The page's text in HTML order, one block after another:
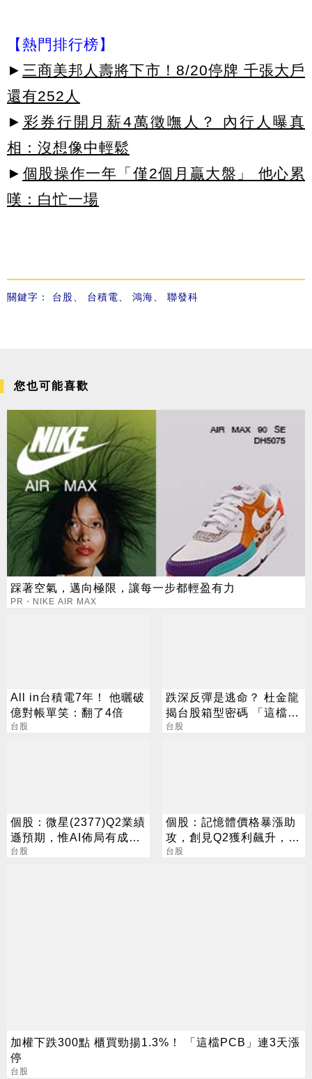
【熱門排行榜】
► 三商美邦人壽將下市！8/20停牌 千張大戶
還有252人
► 彩券行開月薪4萬徵嘸人？ 內行人曝真
相：沒想像中輕鬆
► 個股操作一年「僅2個月贏大盤」 他心累
嘆：白忙一場
關鍵字： 台股 台積電 鴻海 聯發科
您也可能喜歡
踩著空氣，邁向極限，讓每一步都輕盈有力
PR・NIKE AIR MAX
All in台積電7年！ 他曬破
億對帳單笑：翻了4倍
台股
跌深反彈是逃命？ 杜金龍
揭台股箱型密碼 「這檔」
手腳要快
台股
個股：微星(2377)Q2業績
遜預期，惟AI佈局有成股
價震盪走多，週一大拉尾
台股
個股：記憶體價格暴漲助
攻，創見Q2獲利飆升，上
半年每股賺46.63元史上
台股
加權下跌300點 櫃買勁揚1.3%！ 「這檔PCB」連3天漲
停
台股